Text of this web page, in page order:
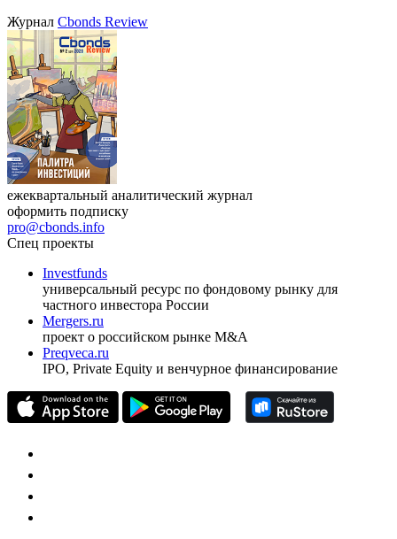
Журнал Cbonds Review
ежеквартальный аналитический журнал
оформить подписку
pro@cbonds.info
Спец проекты
Investfunds
универсальный ресурс по фондовому рынку для
частного инвестора России
Mergers.ru
проект о российском рынке M&A
Preqveca.ru
IPO, Private Equity и венчурное финансирование